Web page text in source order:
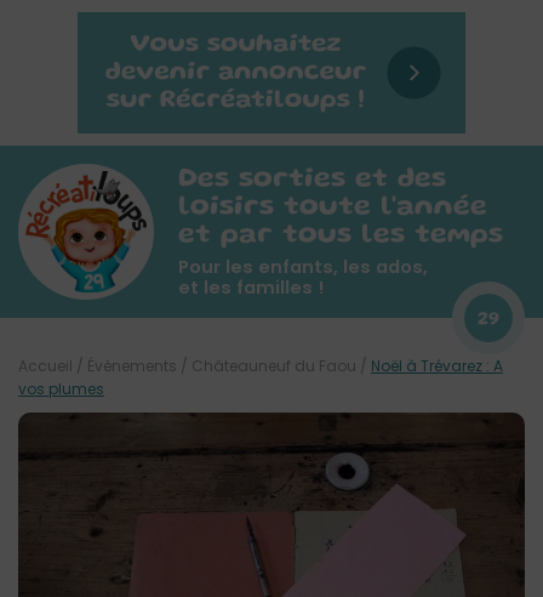
Des sorties et des
loisirs toute l'année
et par tous les temps
Pour les enfants, les ados,
et les familles !
29
Accueil / Évènements / Châteauneuf du Faou / Noël à Trévarez : A
vos plumes